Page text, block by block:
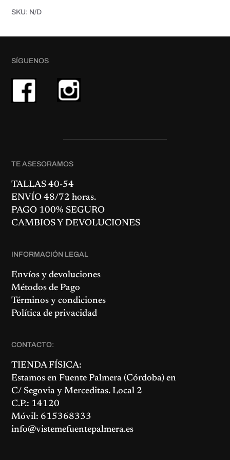
d
SKU: N/D
SÍGUENOS
TE ASESORAMOS
TALLAS 40-54
ENVÍO 48/72 horas.
PAGO 100% SEGURO
CAMBIOS Y DEVOLUCIONES
INFORMACIÓN LEGAL
Envíos y devoluciones
Métodos de Pago
Términos y condiciones
Política de privacidad
CONTACTO:
TIENDA FÍSICA:
Estamos enFuente Palmera (Córdoba) en
C/ Segovia y Merceditas. Local 2
C.P.: 14120
Móvil: 615368333
info@vistemefuentepalmera.es